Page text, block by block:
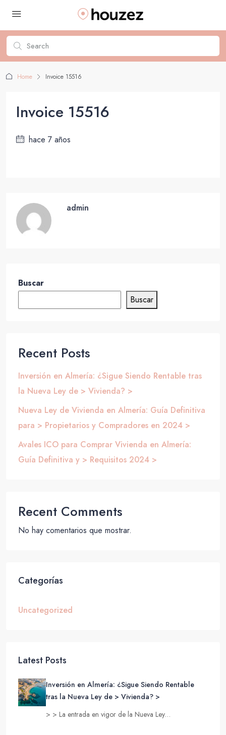
Home Invoice 15516
Invoice 15516
hace 7 años
admin
Buscar
Buscar
Recent Posts
Inversión en Almería: ¿Sigue Siendo Rentable tras
la Nueva Ley de > Vivienda? >
Nueva Ley de Vivienda en Almería: Guía Definitiva
para > Propietarios y Compradores en 2024 >
Avales ICO para Comprar Vivienda en Almería:
Guía Definitiva y > Requisitos 2024 >
Recent Comments
No hay comentarios que mostrar.
Categorías
Uncategorized
Latest Posts
Inversión en Almería: ¿Sigue Siendo Rentable
tras la Nueva Ley de > Vivienda? >
> > La entrada en vigor de la Nueva Ley…